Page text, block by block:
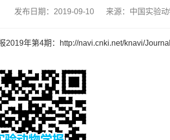
发布日期：2019-09-10 来源：中国实验
2019年第4期： http://navi.cnki.net/knavi/